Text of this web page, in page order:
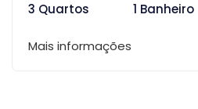
3 Quartos
1 Banheiro
Mais informações